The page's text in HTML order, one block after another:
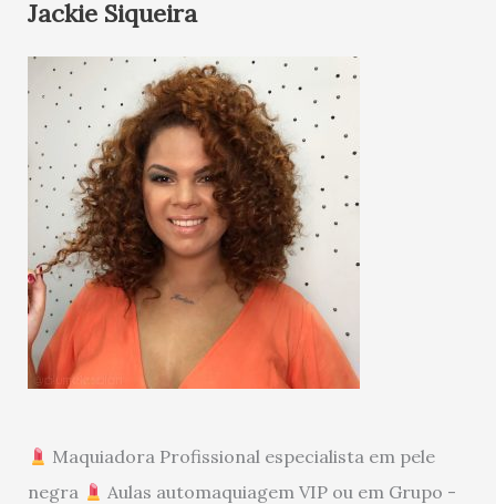
Jackie Siqueira
Maquiadora Profissional especialista em pele
negra
Aulas automaquiagem VIP ou em Grupo -